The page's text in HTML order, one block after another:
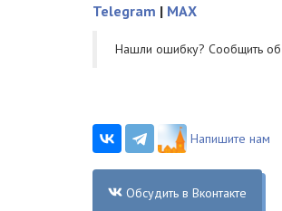
Telegram | MAX
Нашли ошибку? Cообщить
Напишите нам
Обсудить в Вконтакте